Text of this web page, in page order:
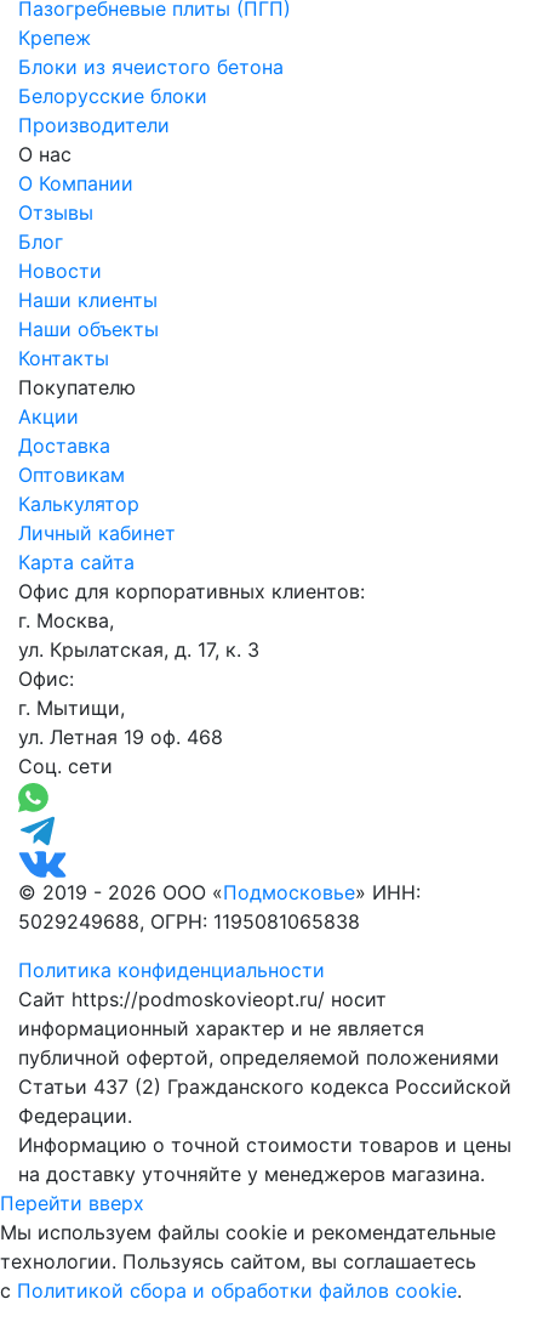
Пазогребневые плиты (ПГП)
Крепеж
Блоки из ячеистого бетона
Белорусские блоки
Производители
О нас
О Компании
Отзывы
Блог
Новости
Наши клиенты
Наши объекты
Контакты
Покупателю
Акции
Доставка
Оптовикам
Калькулятор
Личный кабинет
Карта сайта
Офис для корпоративных клиентов:
г. Москва,
ул. Крылатская, д. 17, к. 3
Офис:
г. Мытищи,
ул. Летная 19 оф. 468
Соц. сети
© 2019 - 2026 ООО «Подмосковье» ИНН:
5029249688, ОГРН: 1195081065838
Политика конфиденциальности
Сайт https://podmoskovieopt.ru/ носит
информационный характер и не является
публичной офертой, определяемой положениями
Статьи 437 (2) Гражданского кодекса Российской
Федерации.
Информацию о точной стоимости товаров и цены
на доставку уточняйте у менеджеров магазина.
Перейти вверх
Мы используем файлы cookie и рекомендательные
технологии. Пользуясь сайтом, вы соглашаетесь
с Политикой сбора и обработки файлов cookie.